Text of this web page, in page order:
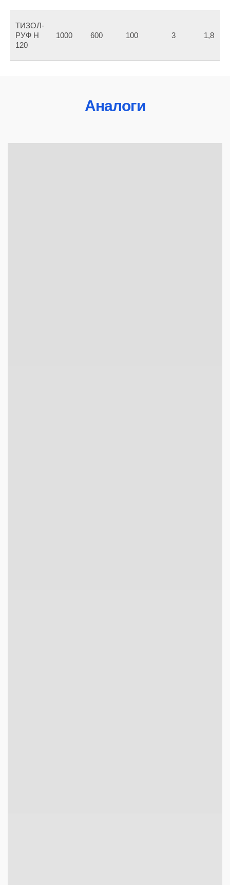
ТИЗОЛ-
РУФ Н
120
1000 600 100 3 1,8
Аналоги